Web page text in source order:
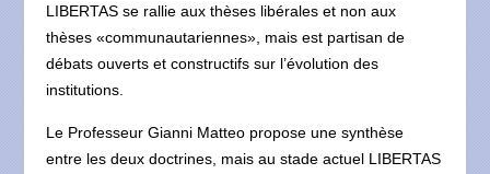
LIBERTAS se rallie aux thèses libérales et non aux
thèses «communautariennes», mais est partisan de
débats ouverts et constructifs sur l’évolution des
institutions.
Le Professeur Gianni Matteo propose une synthèse
entre les deux doctrines, mais au stade actuel LIBERTAS